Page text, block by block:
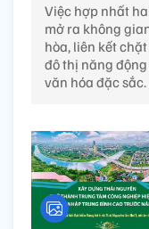
Việc hợp nhất
mở ra không
hòa, liên kết
đô thị năng
văn hóa đặc sắc.